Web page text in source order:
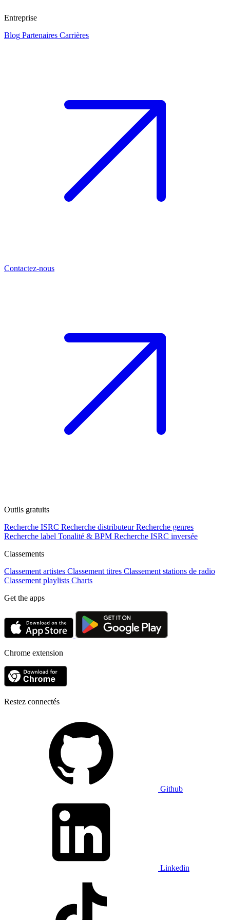
Entreprise
Blog Partenaires Carrières
Contactez-nous
Outils gratuits
Recherche ISRC Recherche distributeur Recherche genres
Recherche label Tonalité & BPM Recherche ISRC inversée
Classements
Classement artistes Classement titres Classement stations de radio
Classement playlists Charts
Get the apps
Chrome extension
Restez connectés
Github
Linkedin